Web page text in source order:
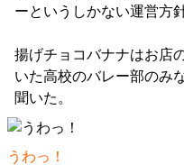
ーというしかない運営方
揚げチョコバナナはお店
いた高校のバレー部のみ
聞いた。
うわっ！